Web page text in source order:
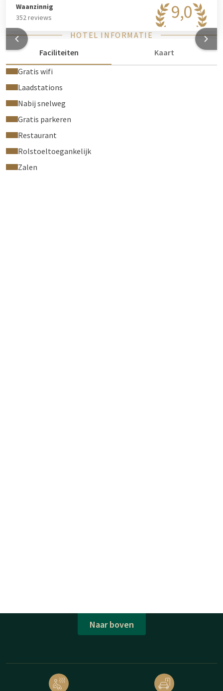
9,0
Waanzinnig
352 reviews
HOTEL INFORMATIE
Faciliteiten
Kaart
Gratis wifi
Laadstations
Nabij snelweg
Gratis parkeren
Restaurant
Rolstoeltoegankelijk
Zalen
Naar boven